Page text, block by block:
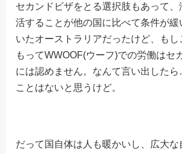
セカンドビザをとる選択肢もあって、
活することが他の国に比べて条件が緩
いたオーストラリアだったけど、もし
もってWWOOF(ウーフ)での労働はセ
には認めません。なんて言い出した
ことはないと思うけど。
だって国自体は人も暖かいし、広大